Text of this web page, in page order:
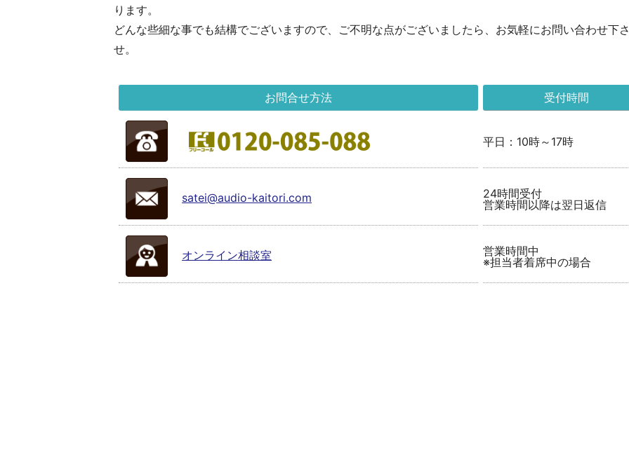
ります。
どんな些細な事でも結構でございますので、ご不明な点がございましたら、お気軽にお問い合わせ下
せ。
お問合せ方法 受付時間
平日：10時～17時
satei@audio-kaitori.com
24時間受付
営業時間以降は翌日返信
オンライン相談室
営業時間中
※担当者着席中の場合